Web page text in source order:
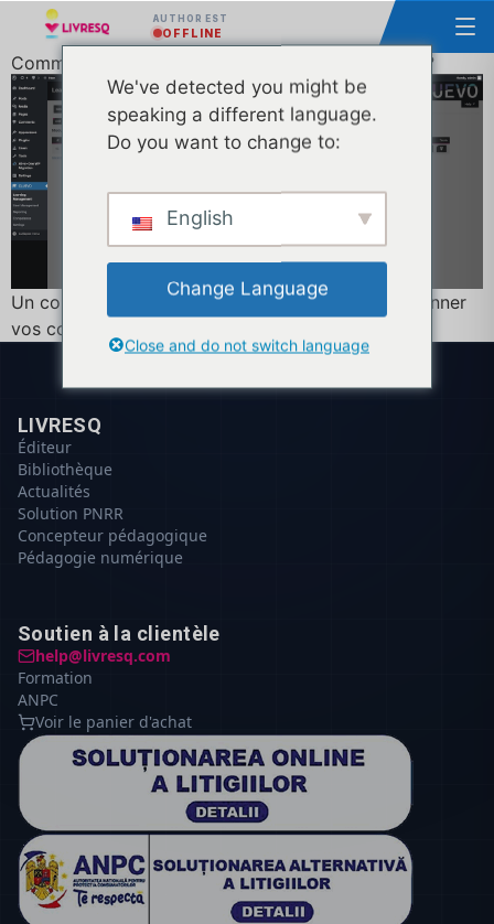
AUTHOR EST
OFFLINE
Comment télécharger des cours dans WordPress ?
Un court tutoriel. Un moyen facile de faire fonctionner
vos cours de formation avec Wordpress.
LIVRESQ
Éditeur
Bibliothèque
Actualités
Solution PNRR
Concepteur pédagogique
Pédagogie numérique
Soutien à la clientèle
help@livresq.com
Formation
ANPC
Voir le panier d'achat
We've detected you might be
speaking a different language.
Do you want to change to:
English
Change Language
Close and do not switch language